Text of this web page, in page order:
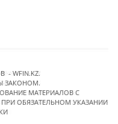
WFIN.KZ.
ЗАКОНОМ.
МАТЕРИАЛОВ C
ОБЯЗАТЕЛЬНОМ УКАЗАНИИ